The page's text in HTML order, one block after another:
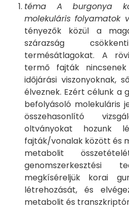
téma A burgonya
molekuláris folyamatok
tényezők közül a
szárazság
termésátlagokat. A
termő fajták
időjárási viszonyoknak,
élveznek. Ezért célunk a
befolyásoló molekuláris
összehasonlító
oltványokat hozunk
fajták/vonalak között és
metabolit
genomszerkesztési
megkíséreljük korai
létrehozását, és
metabolit és